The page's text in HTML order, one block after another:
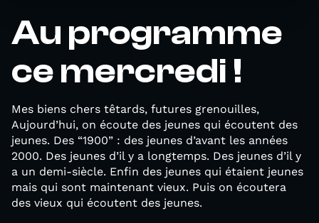
Au programme
ce mercredi !
Mes biens chers têtards, futures grenouilles,
Aujourd’hui, on écoute des jeunes qui écoutent des
jeunes. Des “1900” : des jeunes d’avant les années
2000. Des jeunes d’il y a longtemps. Des jeunes d’il y
a un demi-siècle. Enfin des jeunes qui étaient jeunes
mais qui sont maintenant vieux. Puis on écoutera
des vieux qui écoutent des jeunes.